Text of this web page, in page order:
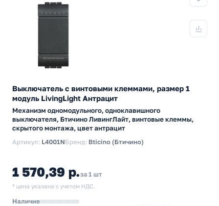
Выключатель с винтовыми клеммами, размер 1
модуль LivingLight Антрацит
Механизм одномодульного, одноклавишного
выключателя, Бтичино ЛивингЛайт, винтовые клеммы,
скрытого монтажа, цвет антрацит
Артикул: L4001NБренд: Bticino (Бтичино)
1 570,39 р.за 1 шт
* цена указана с учетом НДС.
Наличие